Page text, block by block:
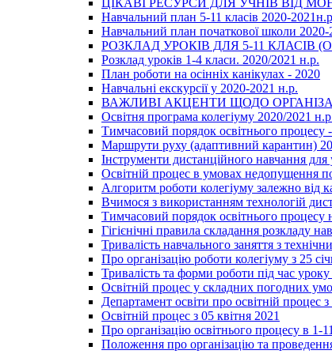
ЦІКАВІ РЕСУРСИ ДЛЯ УЧНІВ ВІД
Навчальний план 5-11 класів 2020-
Навчальний план початкової школи 2020-
РОЗКЛАД УРОКІВ ДЛЯ 5-11 КЛАСІВ
Розклад уроків 1-4 класи. 2020/2021 н.р.
План роботи на осінніх канікулах - 2020
Навчальні екскурсії у 2020-2021 н.р.
ВАЖЛИВІ АКЦЕНТИ ЩОДО
Освітня програма колегіуму 2020/2021
Тимчасовий порядок освітнього процесу
Маршрути руху (адаптивний карантин)
Інструменти дистанційного навчання для
Освітній процес в умовах недопущення
Алгоритм роботи колегіуму залежно від
Вчимося з використанням технологій
Тимчасовий порядок освітнього процесу
Гігієнічні правила складання розкладу
Тривалість навчального заняття з
Про організацію роботи колегіуму з 25
Тривалість та форми роботи під час
Освітній процес у складних погодних
Департамент освіти про освітній процес
Освітній процес з 05 квітня 2021
Про організацію освітнього процесу в 1-
Положення про організацію та